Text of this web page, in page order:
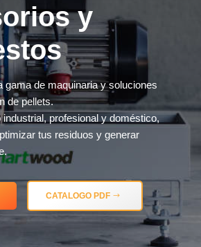
y
gama de maquinaria y soluciones
de pellets.
profesional y doméstico,
tus residuos y generar
CATALOGO PDF